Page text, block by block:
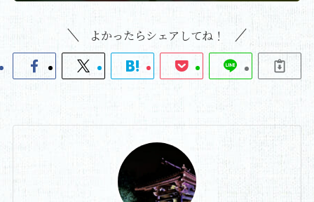
よかったらシェアしてね！